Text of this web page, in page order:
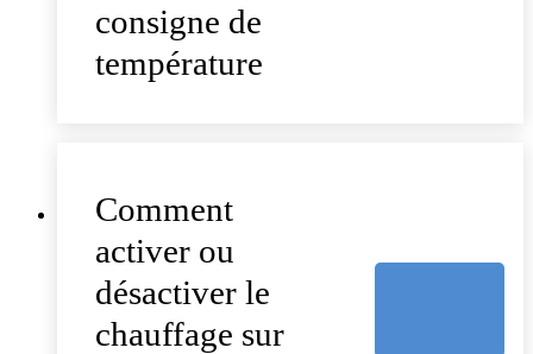
consigne de
température
Comment
activer ou
désactiver le
chauffage sur